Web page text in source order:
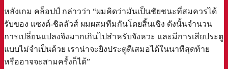
หลังเกม คล็อปป์ กล่าวว่า “ผมคิดว่ามันเป็นชัยชนะที่สมควรได้
รับของ แซงต์-ชิลลัวส์ ผมผสมทีมกันโดยสิ้นเชิง ดังนั้นจำนวน
การเปลี่ยนแปลงจึงมากเกินไปสำหรับจังหวะ และมีการเสียประตู
แบบไม่จำเป็นด้วย เราน่าจะยิงประตูตีเสมอได้ในนาทีสุดท้าย
หรืออาจจะสามครั้งก็ได้”